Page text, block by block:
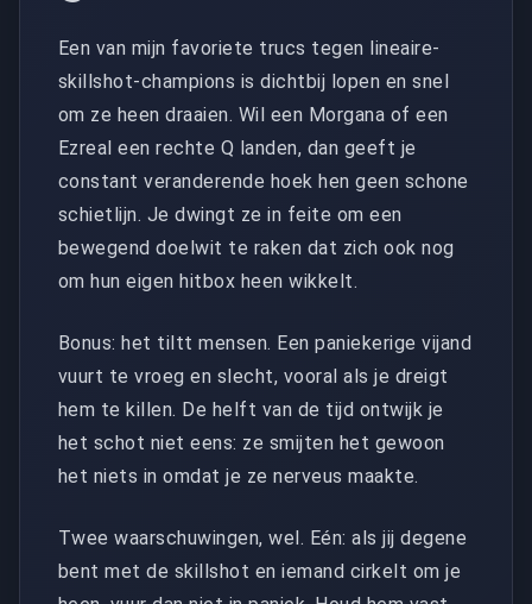
Een van mijn favoriete trucs tegen lineaire-
skillshot-champions is dichtbij lopen en snel
om ze heen draaien. Wil een Morgana of een
Ezreal een rechte Q landen, dan geeft je
constant veranderende hoek hen geen schone
schietlijn. Je dwingt ze in feite om een
bewegend doelwit te raken dat zich ook nog
om hun eigen hitbox heen wikkelt.
Bonus: het tiltt mensen. Een paniekerige vijand
vuurt te vroeg en slecht, vooral als je dreigt
hem te killen. De helft van de tijd ontwijk je
het schot niet eens: ze smijten het gewoon
het niets in omdat je ze nerveus maakte.
Twee waarschuwingen, wel. Eén: als jij degene
bent met de skillshot en iemand cirkelt om je